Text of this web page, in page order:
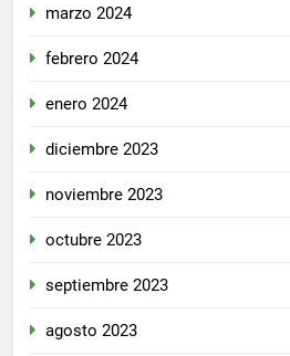
marzo 2024
febrero 2024
enero 2024
diciembre 2023
noviembre 2023
octubre 2023
septiembre 2023
agosto 2023